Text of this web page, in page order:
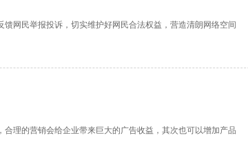
网民举报投诉，切实维护好网民合法权益，营造清朗网络空间
理的营销会给企业带来巨大的广告收益，其次也可以增加产品